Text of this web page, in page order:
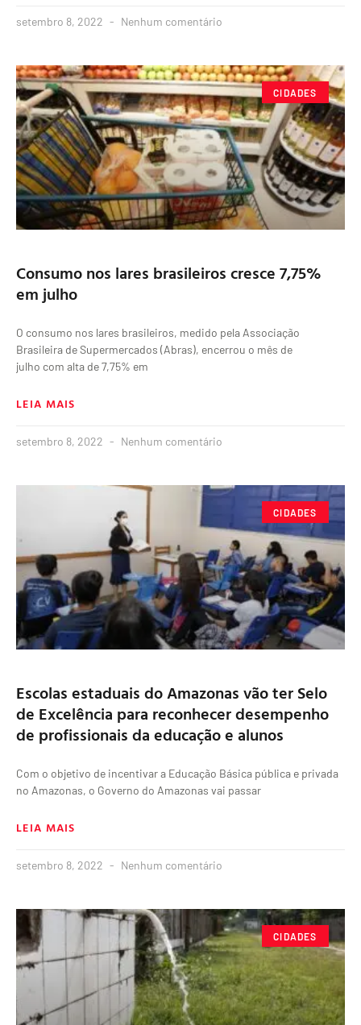
setembro 8, 2022 Nenhum comentário
CIDADES
Consumo nos lares brasileiros cresce 7,75%
em julho
O consumo nos lares brasileiros, medido pela Associação
Brasileira de Supermercados (Abras), encerrou o mês de
julho com alta de 7,75% em
LEIA MAIS
setembro 8, 2022 Nenhum comentário
CIDADES
Escolas estaduais do Amazonas vão ter Selo
de Excelência para reconhecer desempenho
de profissionais da educação e alunos
Com o objetivo de incentivar a Educação Básica pública e privada
no Amazonas, o Governo do Amazonas vai passar
LEIA MAIS
setembro 8, 2022 Nenhum comentário
CIDADES